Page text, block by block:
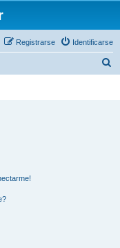
Identificarse
Registrarse